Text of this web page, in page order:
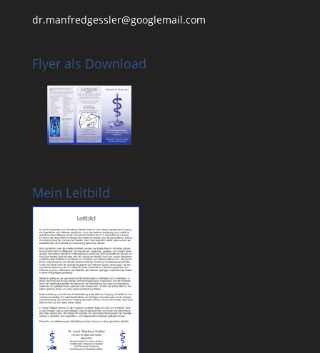
dr.manfredgessler@googlemail.com
Flyer als Download
Mein Leitbild